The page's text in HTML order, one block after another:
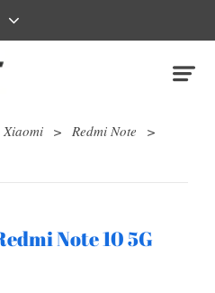
Xiaomi > Redmi Note
>
Note 10 5G